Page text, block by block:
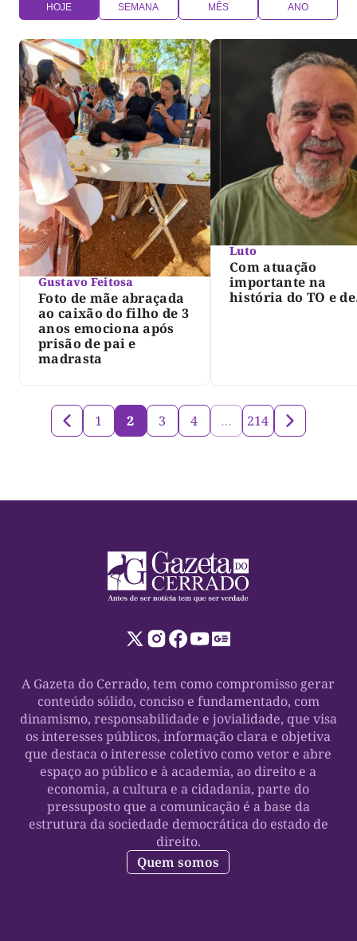
HOJE SEMANA MÊS ANO
Gustavo Feitosa
Foto de mãe abraçada
ao caixão do filho de 3
anos emociona após
prisão de pai e
madrasta
Luto
Com atuação
importante na
história do TO e de
1 2 3 4 … 214
A Gazeta do Cerrado, tem como compromisso gerar
conteúdo sólido, conciso e fundamentado, com
dinamismo, responsabilidade e jovialidade, que visa
os interesses públicos, informação clara e objetiva
que destaca o interesse coletivo como vetor e abre
espaço ao público e à academia, ao direito e a
economia, a cultura e a cidadania, parte do
pressuposto que a comunicação é a base da
estrutura da sociedade democrática do estado de
direito.
Quem somos